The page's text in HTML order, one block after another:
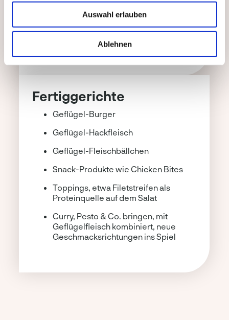
Auswahl erlauben
Ablehnen
Geflügel-Bratwurst
Geflügel-Salami
Fertiggerichte
Geflügel-Burger
Geflügel-Hackfleisch
Geflügel-Fleischbällchen
Snack-Produkte wie Chicken Bites
Toppings, etwa Filetstreifen als
Proteinquelle auf dem Salat
Curry, Pesto & Co. bringen, mit
Geflügelfleisch kombiniert, neue
Geschmacksrichtungen ins Spiel